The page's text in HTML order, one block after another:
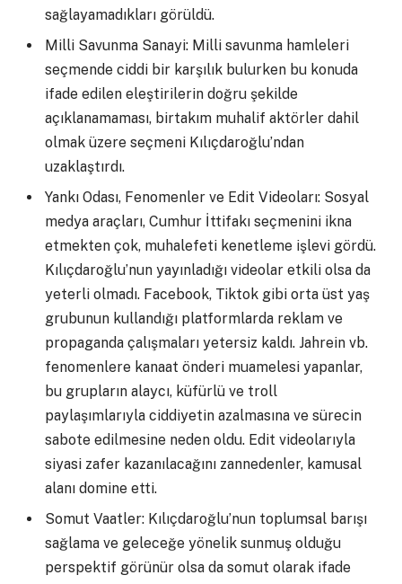
sağlayamadıkları görüldü.
Milli Savunma Sanayi: Milli savunma hamleleri
seçmende ciddi bir karşılık bulurken bu konuda
ifade edilen eleştirilerin doğru şekilde
açıklanamaması, birtakım muhalif aktörler dahil
olmak üzere seçmeni Kılıçdaroğlu’ndan
uzaklaştırdı.
Yankı Odası, Fenomenler ve Edit Videoları: Sosyal
medya araçları, Cumhur İttifakı seçmenini ikna
etmekten çok, muhalefeti kenetleme işlevi gördü.
Kılıçdaroğlu’nun yayınladığı videolar etkili olsa da
yeterli olmadı. Facebook, Tiktok gibi orta üst yaş
grubunun kullandığı platformlarda reklam ve
propaganda çalışmaları yetersiz kaldı. Jahrein vb.
fenomenlere kanaat önderi muamelesi yapanlar,
bu grupların alaycı, küfürlü ve troll
paylaşımlarıyla ciddiyetin azalmasına ve sürecin
sabote edilmesine neden oldu. Edit videolarıyla
siyasi zafer kazanılacağını zannedenler, kamusal
alanı domine etti.
Somut Vaatler: Kılıçdaroğlu’nun toplumsal barışı
sağlama ve geleceğe yönelik sunmuş olduğu
perspektif görünür olsa da somut olarak ifade